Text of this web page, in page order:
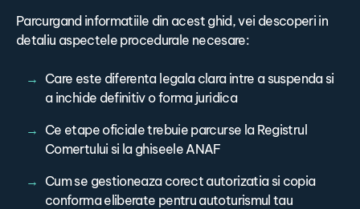
Parcurgand informatiile din acest ghid, vei descoperi in
detaliu aspectele procedurale necesare:
Care este diferenta legala clara intre a suspenda si
a inchide definitiv o forma juridica
Ce etape oficiale trebuie parcurse la Registrul
Comertului si la ghiseele ANAF
Cum se gestioneaza corect autorizatia si copia
conforma eliberate pentru autoturismul tau